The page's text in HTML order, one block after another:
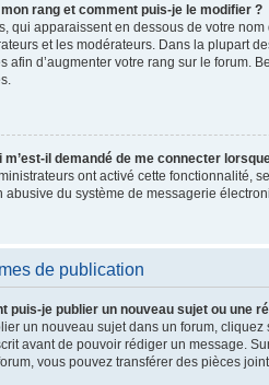
rang et comment puis-je le modifier ?
qui apparaissent en dessous de votre
et les modérateurs. Dans la plupart
afin d’augmenter votre rang sur le forum.
m’est-il demandé de me connecter
ont activé cette fonctionnalité,
abusive du système de messagerie
de publication
puis-je publier un nouveau sujet ou une
un nouveau sujet dans un forum,
avant de pouvoir rédiger un message.
vous pouvez transférer des pièces